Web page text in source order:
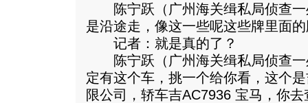
陈宁跃（广州海关缉私局侦查一
是沿途走，像这一些呢这些牌里面
记者：就是真的了？
陈宁跃（广州海关缉私局侦查一
定有这个车，挑一个给你看，这个
限公司，轿车吉AC7936 宝马，你